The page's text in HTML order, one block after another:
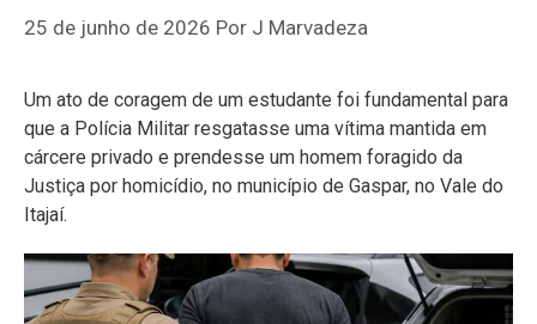
25 de junho de 2026 Por J Marvadeza
Um ato de coragem de um estudante foi fundamental para
que a Polícia Militar resgatasse uma vítima mantida em
cárcere privado e prendesse um homem foragido da
Justiça por homicídio, no município de Gaspar, no Vale do
Itajaí.